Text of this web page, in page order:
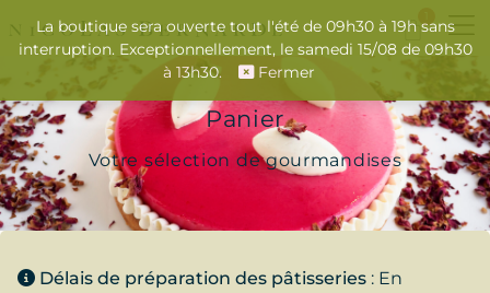
Panier
Votre sélection de gourmandises
Délais de préparation des pâtisseries : En
La boutique sera ouverte tout l'été de 09h30 à 19h sans
interruption. Exceptionnellement, le samedi 15/08 de 09h30
à 13h30.
Fermer